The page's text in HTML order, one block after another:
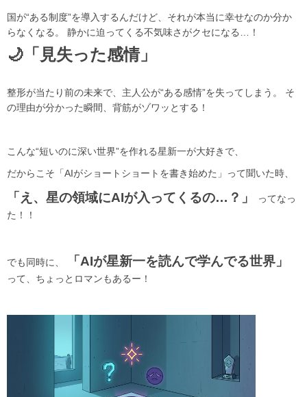
国が“ある制度”を導入するんだけど、それが本当に幸せなのか分か
らなくなる。 静かに迫ってくる不気味さがクセになる…！
🌙「見失った感情」
整形が当たり前の未来で、主人公が“ある感情”を失ってしまう。 そ
の理由が分かった瞬間、背筋がゾワッとする！
こんな“短いのに深い世界”を作れる星新一が大好きで、
だからこそ「AIがショートショートを書き始めた」って聞いた時、
「え、星の領域にAIが入ってくるの…？」
ってなっ
た！！
でも同時に、 「AIが星新一を読んで学んでる世界」
って、ちょっとロマンもあるー！